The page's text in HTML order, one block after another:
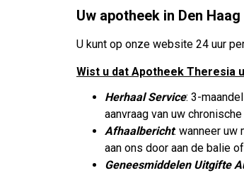
Uw apotheek in Den Haag
U kunt op onze website 24 uur
Wist u dat Apotheek Theresia
Herhaal Service: 3-
aanvraag van uw
Afhaalbericht: wanneer uw
aan ons door aan de balie
Geneesmiddelen Uitgifte